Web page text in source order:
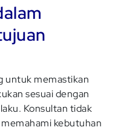
untuk memastikan
sesuai dengan
Konsultan tidak
kebutuhan